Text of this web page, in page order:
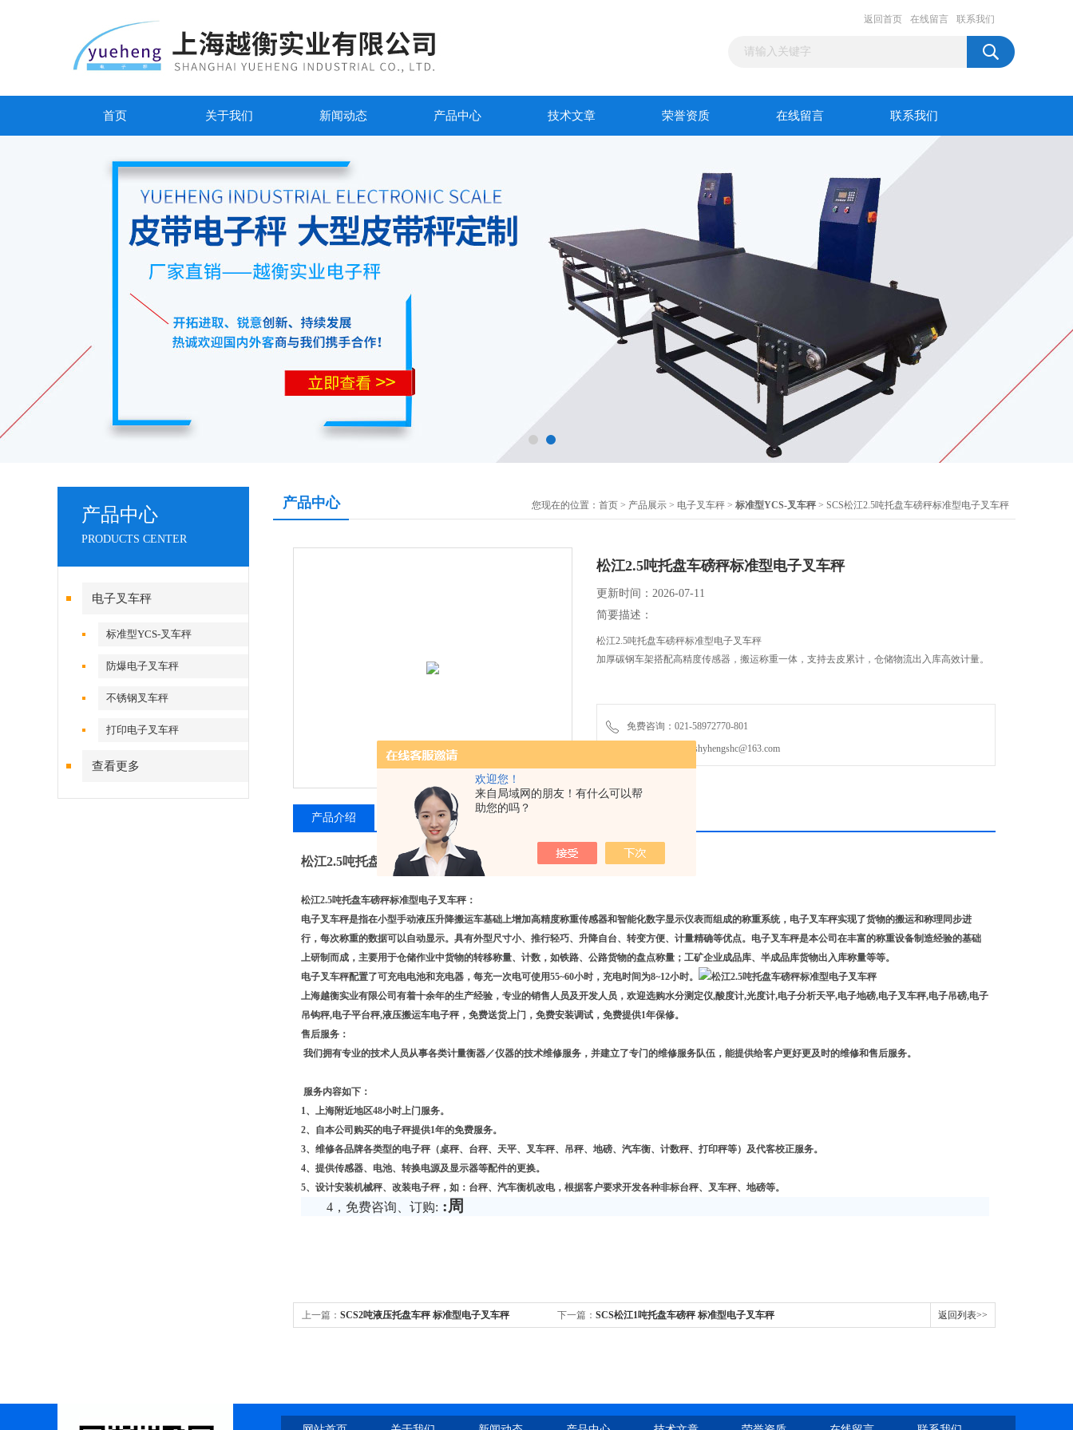
欢迎您！
来自局域网的朋友！有什么可以帮
助您的吗？
返回首页 在线留言 联系我们
首页 关于我们 新闻动态 产品中心 技术文章 荣誉资质 在线留言 联系我们
产品中心
PRODUCTS CENTER
电子叉车秤
标准型YCS-叉车秤
防爆电子叉车秤
不锈钢叉车秤
打印电子叉车秤
查看更多
产品中心 您现在的位置： 首页 > 产品展示 > 电子叉车秤 > 标准型YCS-叉车秤> SCS松江2.5吨托盘车磅秤标准型电子叉车秤
松江2.5吨托盘车磅秤标准型电子叉车秤
更新时间：2026-07-11
简要描述：
松江2.5吨托盘车磅秤标准型电子叉车秤
加厚碳钢车架搭配高精度传感器，搬运称重一体，支持去皮累计，仓储物流出入库高效计量。
免费咨询：021-58972770-801
发邮件给我们：shyhengshc@163.com
产品介绍 相关产品
松江2.5吨托盘车磅秤标准型电子叉车秤
松江2.5吨托盘车磅秤标准型电子叉车秤：
电子叉车秤是指在小型手动液压升降搬运车基础上增加高精度称重传感器和智能化数字显示仪表而组成的称重系统，电子叉车秤实现了货物的搬运和称理同步进
行，每次称重的数据可以自动显示。具有外型尺寸小、推行轻巧、升降自台、转变方便、计量精确等优点。电子叉车秤是本公司在丰富的称重设备制造经验的基础
上研制而成，主要用于仓储作业中货物的转移称量、计数，如铁路、公路货物的盘点称量；工矿企业成品库、半成品库货物出入库称量等等。
电子叉车秤配置了可充电电池和充电器，每充一次电可使用55~60小时，充电时间为8~12小时。
上海越衡实业有限公司有着十余年的生产经验，专业的销售人员及开发人员，欢迎选购水分测定仪,酸度计,光度计,电子分析天平,电子地磅,电子叉车秤,电子吊磅,电子
吊钩秤,电子平台秤,液压搬运车电子秤，免费送货上门，免费安装调试，免费提供1年保修。
售后服务：
我们拥有专业的技术人员从事各类计量衡器／仪器的技术维修服务，并建立了专门的维修服务队伍，能提供给客户更好更及时的维修和售后服务。
服务内容如下：
1、上海附近地区48小时上门服务。
2、自本公司购买的电子秤提供1年的免费服务。
3、维修各品牌各类型的电子秤（桌秤、台秤、天平、叉车秤、吊秤、地磅、汽车衡、计数秤、打印秤等）及代客校正服务。
4、提供传感器、电池、转换电源及显示器等配件的更换。
5、设计安装机械秤、改装电子秤，如：台秤、汽车衡机改电，根据客户要求开发各种非标台秤、叉车秤、地磅等。
4 ，免费咨询、订购: :周
上一篇： SCS2吨液压托盘车秤 标准型电子叉车秤 下一篇： SCS松江1吨托盘车磅秤 标准型电子叉车秤 返回列表>>